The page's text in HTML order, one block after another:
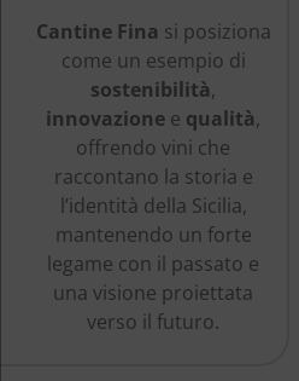
Cantine Fina si posiziona
come un esempio di
sostenibilità,
innovazione e qualità,
offrendo vini che
raccontano la storia e
l’identità della Sicilia,
mantenendo un forte
legame con il passato e
una visione proiettata
verso il futuro.